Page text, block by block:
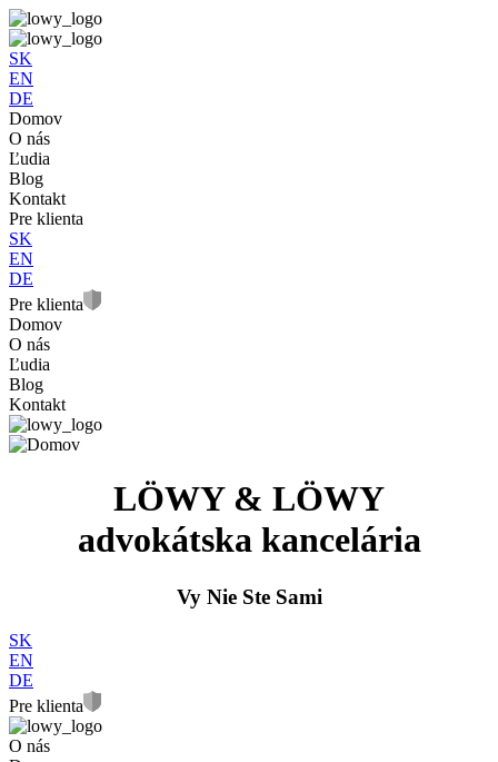
SK
EN
DE
Domov
O nás
Ľudia
Blog
Kontakt
Pre klienta
SK
EN
DE
Pre klienta
Domov
O nás
Ľudia
Blog
Kontakt
LÖWY & LÖWY
advokátska kancelária
Vy Nie Ste Sami
SK
EN
DE
Pre klienta
O nás